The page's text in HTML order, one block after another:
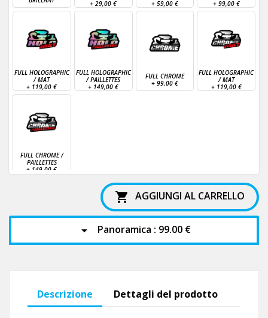
+29,00 €
+ 59,00 €
+ 99,00 €
FULL HOLOGRAPHIC
/ MAT
+ 119,00 €
FULL HOLOGRAPHIC
/ PAILLETTES
+ 149,00 €
FULL CHROME
+ 99,00 €
FULL HOLOGRAPHIC
/ MAT
+ 119,00 €
FULL CHROME /
PAILLETTES
+ 149,00 €
 AGGIUNGI AL CARRELLO
arrow_drop_down Panoramica : 99.00 €
Descrizione Dettagli del prodotto